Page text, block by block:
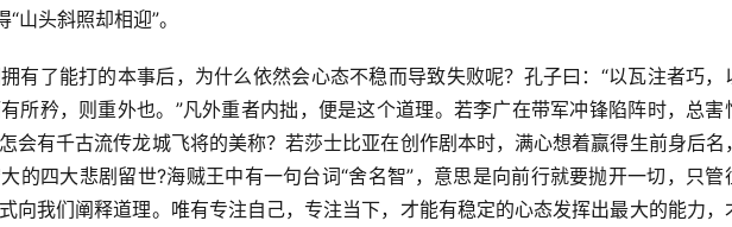
山头斜照却相迎”。
有了能打的本事后，为什么依然会心态不稳而导致失败呢？孔子曰：“以瓦注者巧，
所矜，则重外也。”凡外重者内拙，便是这个道理。若李广在带军冲锋陷阵时，总害
会有千古流传龙城飞将的美称？若莎士比亚在创作剧本时，满心想着赢得生前身后名
的四大悲剧留世?海贼王中有一句台词“舍名智”，意思是向前行就要抛开一切，只管
向我们阐释道理。唯有专注自己，专注当下，才能有稳定的心态发挥出最大的能力，